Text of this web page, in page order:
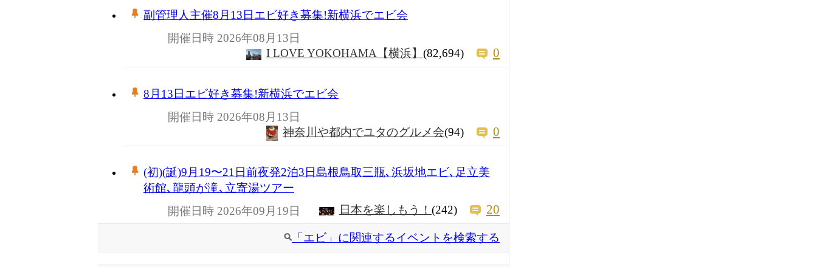
副管理人主催8月13日エビ好き募集!新横浜でエビ会
開催日時 2026年08月13日
I LOVE YOKOHAMA【横浜】 (82,694) 0
8月13日エビ好き募集!新横浜でエビ会
開催日時 2026年08月13日
神奈川や都内でユタのグルメ会(94) 0
(初)(誕)9月19〜21日前夜発2泊3日島根鳥取三瓶､浜坂地エビ､足立美
術館､龍頭が滝､立寄湯ツアー
開催日時 2026年09月19日
日本を楽しもう！ (242) 20
「エビ」に関連するイベントを検索する